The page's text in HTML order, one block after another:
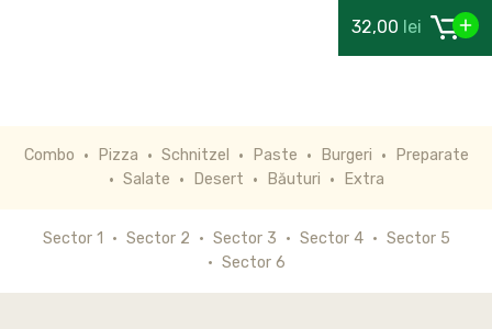
32,00 lei
Combo Pizza Schnitzel Paste Burgeri
Preparate
Salate
Desert Băuturi Extra
Sector 1 Sector 2 Sector 3 Sector 4
Sector 5
Sector 6